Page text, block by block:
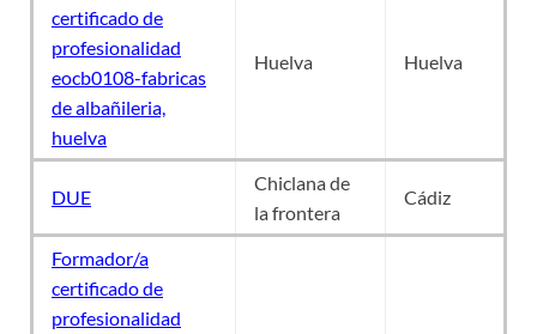
certificado de
profesionalidad
eocb0108-fabricas
de albañileria,
huelva
Huelva Huelva
DUE
Chiclana de
la frontera
Cádiz
Formador/a
certificado de
profesionalidad